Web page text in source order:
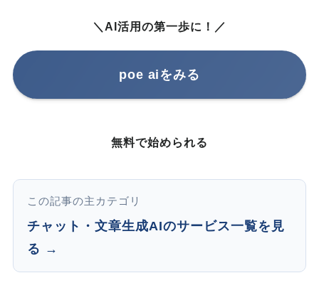
＼AI活用の第一歩に！／
poe aiをみる
無料で始められる
この記事の主カテゴリ
チャット・文章生成AIのサービス一覧を見
る →